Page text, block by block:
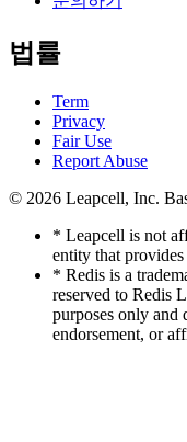
법률
Term
Privacy
Fair Use
Report Abuse
© 2026 Leapcell, Inc.
* Leapcell is not
entity that
* Redis is a
reserved to Redis
purposes only and
endorsement, or